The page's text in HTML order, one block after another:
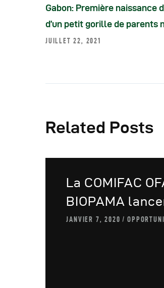
Gabon: Première naissance
d’un petit gorille de parents
JUILLET 22, 2021
Related Posts
La COMIFAC
BIOPAMA
JANVIER 7, 2020